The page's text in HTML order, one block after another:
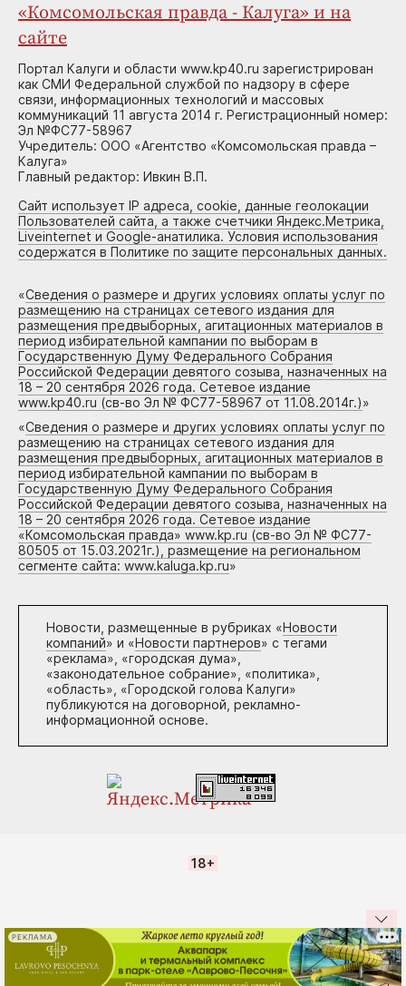
«Комсомольская правда - Калуга» и на
сайте
Портал Калуги и области www.kp40.ru зарегистрирован
как СМИ Федеральной службой по надзору в сфере
связи, информационных технологий и массовых
коммуникаций 11 августа 2014 г. Регистрационный номер:
Эл №ФС77-58967
Учредитель: ООО «Агентство «Комсомольская правда –
Калуга»
Главный редактор: Ивкин В.П.
Сайт использует IP адреса, cookie, данные геолокации
Пользователей сайта, а также счетчики Яндекс.Метрика,
Liveinternet и Google-анатилика. Условия использования
содержатся в Политике по защите персональных данных.
«Сведения о размере и других условиях оплаты услуг по
размещению на страницах сетевого издания для
размещения предвыборных, агитационных материалов в
период избирательной кампании по выборам в
Государственную Думу Федерального Собрания
Российской Федерации девятого созыва, назначенных на
18 – 20 сентября 2026 года. Сетевое издание
www.kp40.ru (св-во Эл № ФС77-58967 от 11.08.2014г.)»
«Сведения о размере и других условиях оплаты услуг по
размещению на страницах сетевого издания для
размещения предвыборных, агитационных материалов в
период избирательной кампании по выборам в
Государственную Думу Федерального Собрания
Российской Федерации девятого созыва, назначенных на
18 – 20 сентября 2026 года. Сетевое издание
«Комсомольская правда» www.kp.ru (св-во Эл № ФС77-
80505 от 15.03.2021г.), размещение на региональном
сегменте сайта: www.kaluga.kp.ru»
Новости, размещенные в рубриках «Новости
компаний» и «Новости партнеров» с тегами
«реклама», «городская дума»,
«законодательное собрание», «политика»,
«область», «Городской голова Калуги»
публикуются на договорной, рекламно-
информационной основе.
18+
РЕКЛАМА